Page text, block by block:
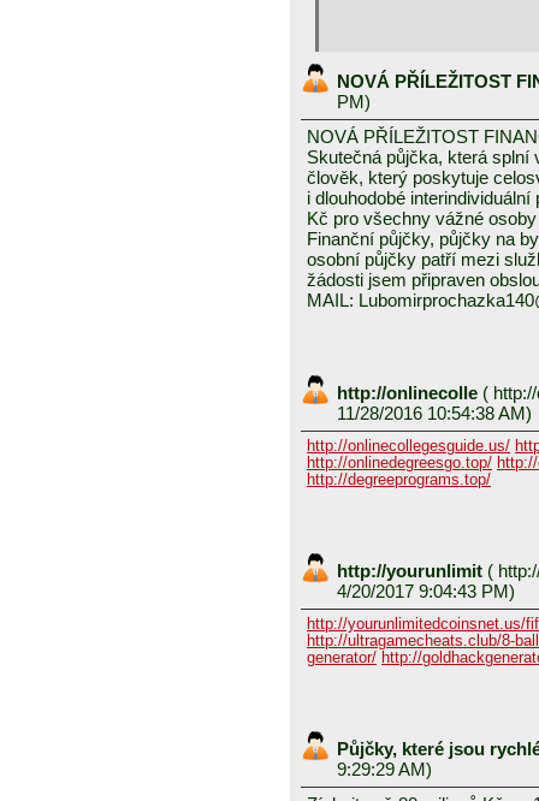
NOVÁ PŘÍLEŽITOST
PM)
NOVÁ PŘÍLEŽITOST
Skutečná půjčka, která
člověk, který poskytuje
i dlouhodobé
Kč pro všechny vážné
Finanční půjčky, půjčky na
osobní půjčky patří mezi
žádosti jsem připraven
MAIL:
http://onlinecolle (
11/28/2016 10:54:38 AM)
http://onlinecollegesguide.us/
http://onlinedegreesgo.top/
http://degreeprograms.top/
http://yourunlimit (
4/20/2017 9:04:43 PM)
http://yourunlimitedcoinsnet.us/
http://ultragamecheats.club/8-
generator/ http://
Půjčky, které jsou
9:29:29 AM)